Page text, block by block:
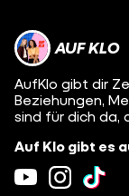
AUF KLO
AufKlo gibt dir
Beziehungen,
sind für dich da,
Auf Klo gibt es